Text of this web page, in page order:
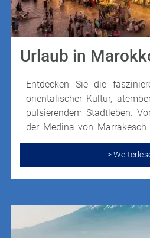
Urlaub in
Entdecken Sie die
orientalischer Kultur,
pulsierendem Stadtleben.
der Medina von
Sanddünen der Sahara ist
das perfekte Urlaubsziel,
Erinnerungen zu sammeln.
>